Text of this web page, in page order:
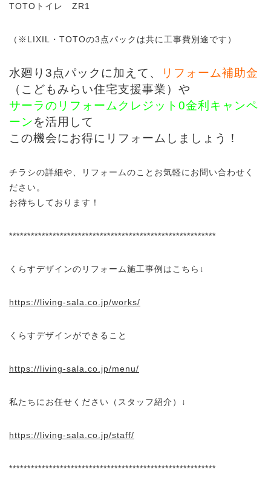
TOTOトイレ ZR1
（※LIXIL・TOTOの3点パックは共に工事費別途です）
水廻り3点パックに加えて、
リフォーム補助金
（こどもみらい住宅支援事業）や
サーラのリフォームクレジット0金利キャンペ
ーンを活用して
この機会にお得にリフォームしましょう！
チラシの詳細や、リフォームのことお気軽にお問い合わせく
ださい。
お待ちしております！
*********************************************************
くらすデザインのリフォーム施工事例はこちら↓
https://living-sala.co.jp/works/
くらすデザインができること
https://living-sala.co.jp/menu/
私たちにお任せください（スタッフ紹介）↓
https://living-sala.co.jp/staff/
*********************************************************